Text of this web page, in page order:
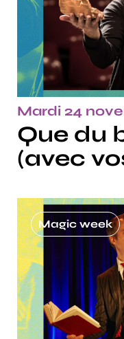
Mardi 24
Que du
(avec
Magic week